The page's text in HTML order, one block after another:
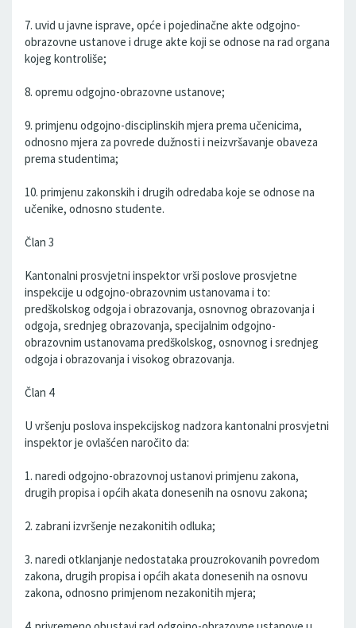
7. uvid u javne isprave, opće i pojedinačne akte odgojno-
obrazovne ustanove i druge akte koji se odnose na rad organa
kojeg kontroliše;
8. opremu odgojno-obrazovne ustanove;
9. primjenu odgojno-disciplinskih mjera prema učenicima,
odnosno mjera za povrede dužnosti i neizvršavanje obaveza
prema studentima;
10. primjenu zakonskih i drugih odredaba koje se odnose na
učenike, odnosno studente.
Član 3
Kantonalni prosvjetni inspektor vrši poslove prosvjetne
inspekcije u odgojno-obrazovnim ustanovama i to:
predškolskog odgoja i obrazovanja, osnovnog obrazovanja i
odgoja, srednjeg obrazovanja, specijalnim odgojno-
obrazovnim ustanovama predškolskog, osnovnog i srednjeg
odgoja i obrazovanja i visokog obrazovanja.
Član 4
U vršenju poslova inspekcijskog nadzora kantonalni prosvjetni
inspektor je ovlašćen naročito da:
1. naredi odgojno-obrazovnoj ustanovi primjenu zakona,
drugih propisa i općih akata donesenih na osnovu zakona;
2. zabrani izvršenje nezakonitih odluka;
3. naredi otklanjanje nedostataka prouzrokovanih povredom
zakona, drugih propisa i općih akata donesenih na osnovu
zakona, odnosno primjenom nezakonitih mjera;